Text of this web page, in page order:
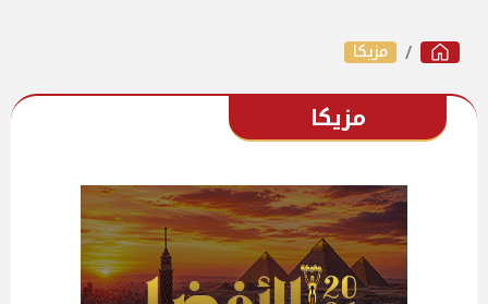
مزيكا
مزيكا